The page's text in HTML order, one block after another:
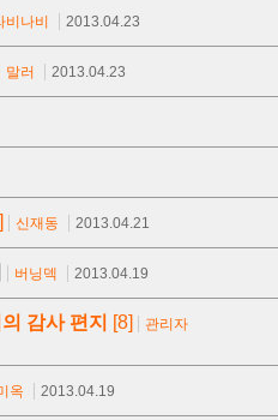
비나비 2013.04.23
말러 2013.04.23
신재동 2013.04.21
버닝덱 2013.04.19
감사 편지 [8]
관리자
옥 2013.04.19